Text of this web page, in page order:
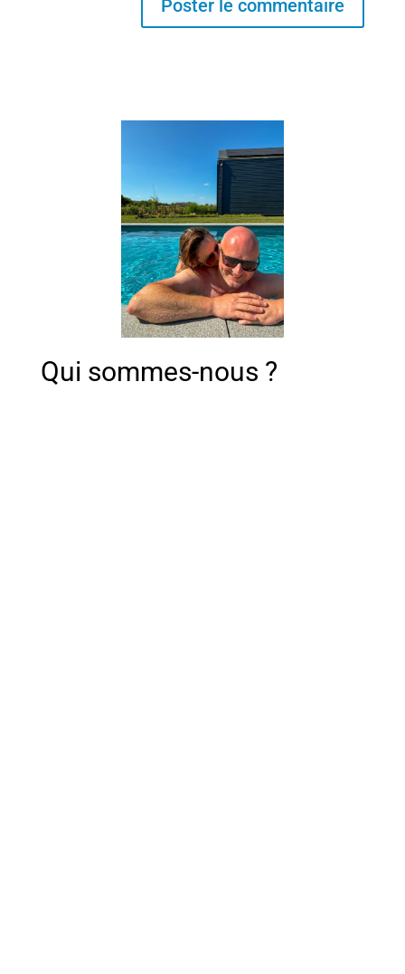
Qui sommes-nous ?